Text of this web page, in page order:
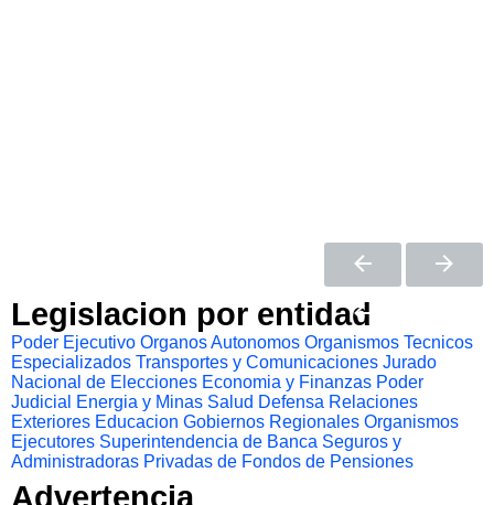
Legislacion por entidad
Poder Ejecutivo Organos Autonomos Organismos Tecnicos
Especializados Transportes y Comunicaciones Jurado
Nacional de Elecciones Economia y Finanzas Poder
Judicial
Energia y Minas Salud Defensa Relaciones
Exteriores Educacion Gobiernos Regionales Organismos
Ejecutores Superintendencia de Banca Seguros y
Administradoras Privadas de Fondos de Pensiones
Advertencia